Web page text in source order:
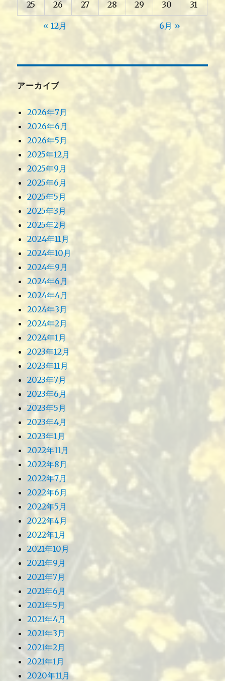
25 26 27 28 29 30 31
« 12月 6月 »
アーカイブ
2026年7月
2026年6月
2026年5月
2025年12月
2025年9月
2025年6月
2025年5月
2025年3月
2025年2月
2024年11月
2024年10月
2024年9月
2024年6月
2024年4月
2024年3月
2024年2月
2024年1月
2023年12月
2023年11月
2023年7月
2023年6月
2023年5月
2023年4月
2023年1月
2022年11月
2022年8月
2022年7月
2022年6月
2022年5月
2022年4月
2022年1月
2021年10月
2021年9月
2021年7月
2021年6月
2021年5月
2021年4月
2021年3月
2021年2月
2021年1月
2020年11月